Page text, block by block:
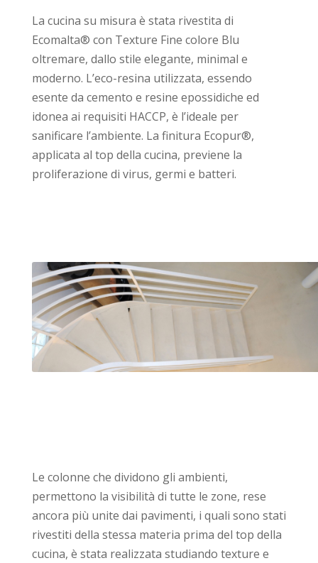
La cucina su misura è stata rivestita di
Ecomalta® con Texture Fine colore Blu
oltremare, dallo stile elegante, minimal e
moderno. L’eco-resina utilizzata, essendo
esente da cemento e resine epossidiche ed
idonea ai requisiti HACCP, è l’ideale per
sanificare l’ambiente. La finitura Ecopur®,
applicata al top della cucina, previene la
proliferazione di virus, germi e batteri.
Le colonne che dividono gli ambienti,
permettono la visibilità di tutte le zone, rese
ancora più unite dai pavimenti, i quali sono stati
rivestiti della stessa materia prima del top della
cucina, è stata realizzata studiando texture e